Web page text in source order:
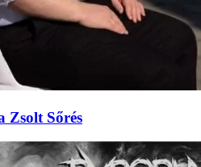
Zsolt Sőrés